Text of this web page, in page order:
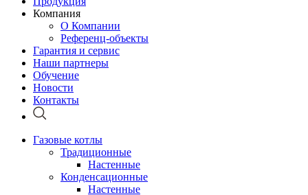
Компания
О Компании
Референц-объекты
Гарантия и сервис
Наши партнеры
Обучение
Новости
Контакты
Газовые котлы
Традиционные
Настенные
Конденсационные
Настенные